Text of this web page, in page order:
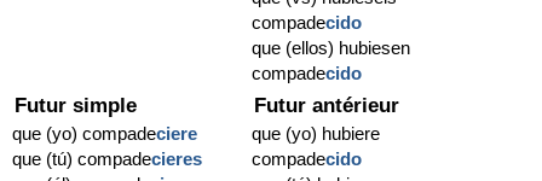
compadecido
que (ellos) hubiesen
compadecido
Futur simple
que (yo) compadeciere
que (tú) compadecieres
Futur antérieur
que (yo) hubiere
compadecido